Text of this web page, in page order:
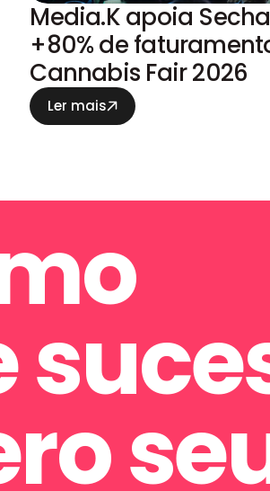
Media.K apoia
+80% de
Cannabis Fair 2026
Ler mais
o